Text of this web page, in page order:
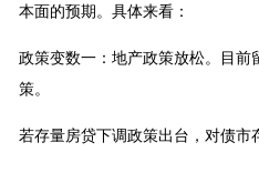
本面的预期。具体来看：
政策变数一：地产政策放松。目
策。
若存量房贷下调政策出台，对债市